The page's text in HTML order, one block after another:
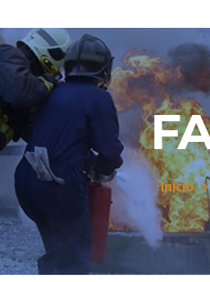
Inicio